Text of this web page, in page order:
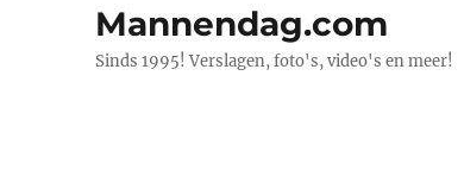
Mannendag.com
Sinds 1995! Verslagen, foto's, video's en meer!